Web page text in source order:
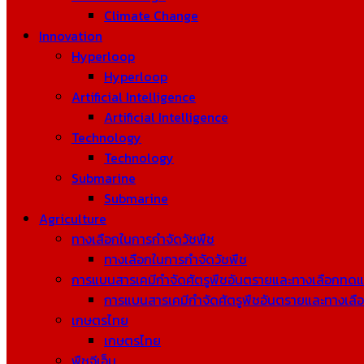
Climate Change
Innovation
Hyperloop
Hyperloop
Artificial Intelligence
Artificial Intelligence
Technology
Technology
Submarine
Submarine
Agriculture
ทางเลือกในการกำจัดวัชพืช
ทางเลือกในการกำจัดวัชพืช
การแบนสารเคมีกำจัดศัตรูพืชอันตรายและทางเลือกทด
การแบนสารเคมีกำจัดศัตรูพืชอันตรายและทางเ
เกษตรไทย
เกษตรไทย